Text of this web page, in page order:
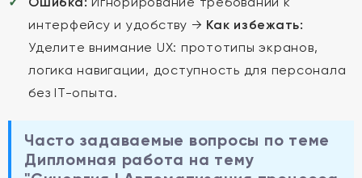
интерфейсу и удобству → Как избежать:
Уделите внимание UX: прототипы экранов,
логика навигации, доступность для персонала
без IT-опыта.
Часто задаваемые вопросы по теме
Дипломная работа на тему